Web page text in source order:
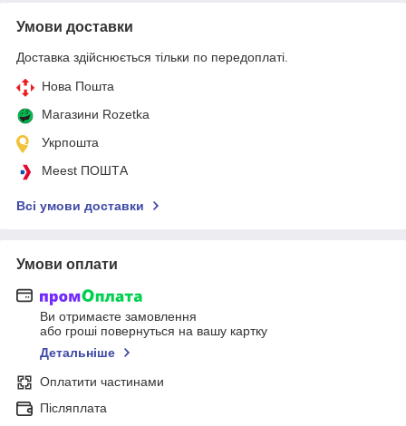
Умови доставки
Доставка здійснюється тільки по передоплаті.
Нова Пошта
Магазини Rozetka
Укрпошта
Meest ПОШТА
Всі умови доставки
Умови оплати
Ви отримаєте замовлення
або гроші повернуться на вашу картку
Детальніше
Оплатити частинами
Післяплата